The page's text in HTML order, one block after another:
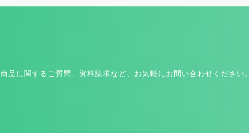
商品に関するご質問、資料請求など、お気軽にお問い合わせください。